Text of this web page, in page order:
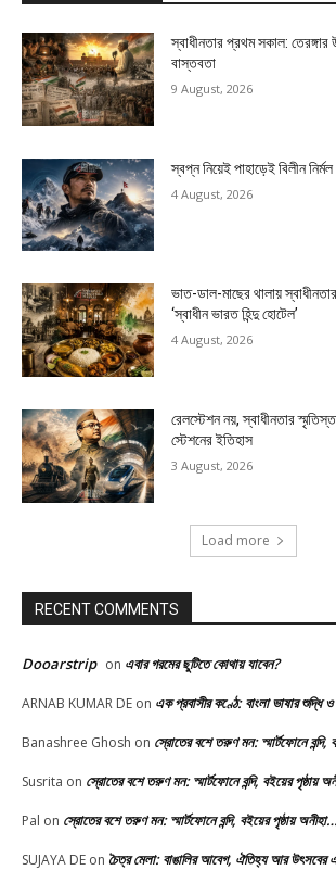
স্বাধীনতার প্রথম সকাল:
বাস্তবতা
9 August, 2026
স্বপ্ন নিয়েই পাহাড়েই বিলীন নির্মল
4 August, 2026
ভাত-ডাল-মাছের থালায়
‘স্বাধীন ভারত হিন্দু হোটেল’
4 August, 2026
রেলস্টেশন নয়, স্বাধীনতার
স্টেশনের ইতিহাস
3 August, 2026
Load more
RECENT COMMENTS
Dooarstrip on এবার গরমের ছুটিতে কোথায় যাবেন?
ARNAB KUMAR DE on এক প্রবাসীর কণ্ঠে: বাংলা ভাষার শুদ্ধি
Banashree Ghosh on স্রোতের বশে তরুণ মন: স্মার্টফোনে বন্দি,
Susrita on স্রোতের বশে তরুণ মন: স্মার্টফোনে বন্দি, বইয়ের পৃষ্ঠায়
Pal on স্রোতের বশে তরুণ মন: স্মার্টফোনে বন্দি, বইয়ের পৃষ্ঠায় অনীহা…
SUJAYA DE on চৈত্র মেলা: বাঙালির আবেগ, ঐতিহ্য আর